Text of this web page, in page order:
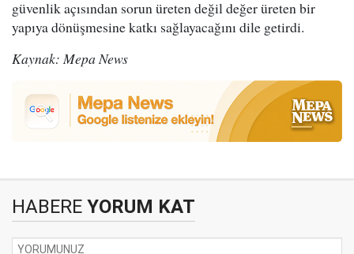
güvenlik açısından sorun üreten değil değer üreten bir
yapıya dönüşmesine katkı sağlayacağını dile getirdi.
Kaynak: Mepa News
HABERE YORUM KAT